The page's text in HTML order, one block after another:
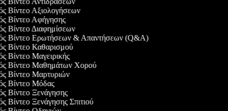
Βίντεο Αξιολογήσεων
Βίντεο Αφήγησης
Βίντεο Διαφημίσεων
Βίντεο Ερωτήσεων & Απαντήσεων (Q&A)
Βίντεο Καθαρισμού
Βίντεο Μαγειρικής
Βίντεο Μαθημάτων Χορού
Βίντεο Μαρτυριών
Βίντεο Μόδας
Βίντεο Ξενάγησης
Βίντεο Ξενάγησης Σπιτιού